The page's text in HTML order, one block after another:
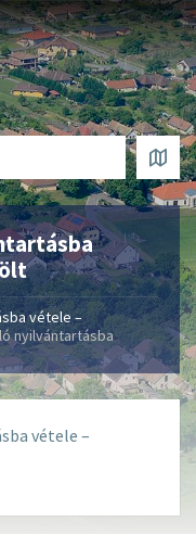
vétele –
nyilvántartásba
vétele –